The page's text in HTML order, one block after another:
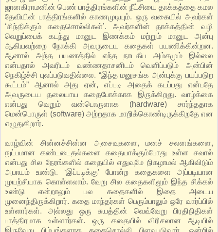
ஜானகிராமனின் பெண் பாத்திரங்களின் நீட்சியை தாக்கத்தை கமல
தேவியின் பாத்திரங்களில் காணமுடியும். ஒரு வகையில் அவர்கள்
‘சிந்திக்கும் கதைசொல்லிகள்’. அவர்களின் தாக்கத்தின் வழி
வெறுப்பைக் கடந்து மானுட இணக்கம் மற்றும் மானுட அன்பு
ஆகியவற்றை நோக்கி அவருடைய கதைகள் பயணிக்கின்றன.
ஆனால் அந்த பயணத்தில் எந்த நாடகீய அம்சமும் இல்லை
என்பதால் அவரிடம் வண்ணதாசனிடம் வெளிப்படும் அன்பின்
நெகிழ்ச்சி புலப்படுவதில்லை. “இந்த மனுசங்க அன்புக்கு பயப்படுற
கூட்டம்” ஆனால் அது ஏன், எப்படி அதைக் கடப்பது என்பதே
அவருடைய தலையாய கதைபோக்காக இருக்கிறது. வாழ்க்கை
என்பது வெறும் வன்பொருளாக (hardware) சார்ந்ததாக
மென்பொருள் (software) அற்றதாக மாறிக்கொண்டிருக்கிறதே என
எழுதுகிறார்.
வாழ்வின் சின்னச்சின்ன அசைவுகளை, மனச் சலனங்களை,
நுட்பமான கண்டடைதல்களை கதையாக்கும்போது உள்ள சவால்
என்பது சில நேரங்களில் கதையில் எதுவுமே நிகழாமல் ஆகிவிடும்
அபாயம் உண்டு. ‘இப்படிக்கு’ போன்ற கதைகளை அப்படியான
முயற்சியாக கொள்ளலாம். வேறு சில கதைகளிலும் இந்த சிக்கல்
உண்டு என்றாலும் பல கதைகளில் இதை அடைய
முனைந்திருக்கிறார். கதை மாந்தர்கள் பெரும்பாலும் ஒரே வார்ப்பில்
உள்ளார்கள். அல்லது ஒரு சுயத்தின் வெவ்வேறு பிரதிநிதிகள்
பாத்திரமாக உள்ளார்கள். ஒரு கதையில் விரிசலான ஆடியில்
இருவேறு பிம்பங்களாக கதைசொல்லி பிளவுபடுவார். ஒன்றில்